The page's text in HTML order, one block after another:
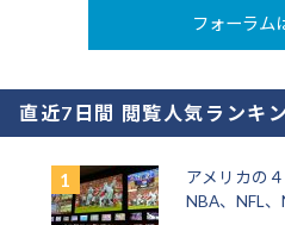
フォーラム
直近7日間 閲覧人気ランキ
アメリカの
NBA、NFL